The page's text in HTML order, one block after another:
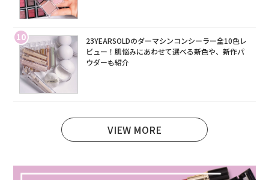
10
23YEARSOLDのダーマシンコンシーラー全10色レ
ビュー！肌悩みにあわせて選べる新色や、新作パ
ウダーも紹介
VIEW MORE